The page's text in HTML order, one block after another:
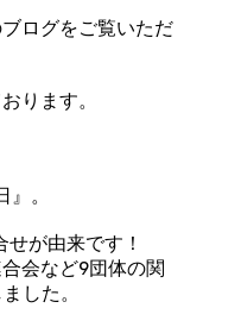
ログをご覧いただ
ります。
。
せが由来です！
会など9団体の関
した。